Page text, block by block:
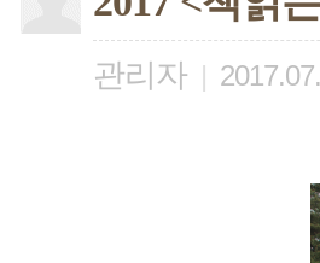
관리자 |